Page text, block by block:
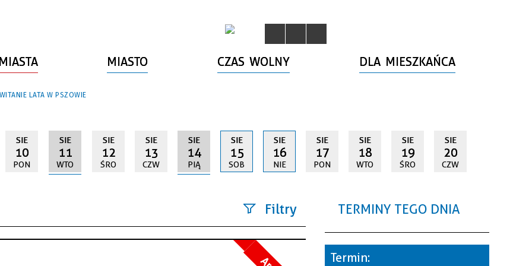
MIASTO CZAS WOLNY DLA MIESZKAŃCA
LATA W PSZOWIE
SIE
10
PON
SIE
11
WTO
SIE
12
ŚRO
SIE
13
CZW
SIE
14
PIĄ
SIE
15
SOB
SIE
16
NIE
SIE
17
PON
SIE
18
WTO
SIE
19
ŚRO
SIE
20
CZW
Filtry
Szukana fraza
TERMINY TEGO DNIA
Termin: